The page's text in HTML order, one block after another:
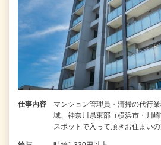
仕事内容
マンション管理員・清掃の代行
域、神奈川県東部（横浜市・川
スポットで入って頂きお住まい